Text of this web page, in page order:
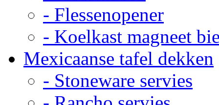
- Flessenopener
- Koelkast magneet
Mexicaanse tafel dekken
- Stoneware servies